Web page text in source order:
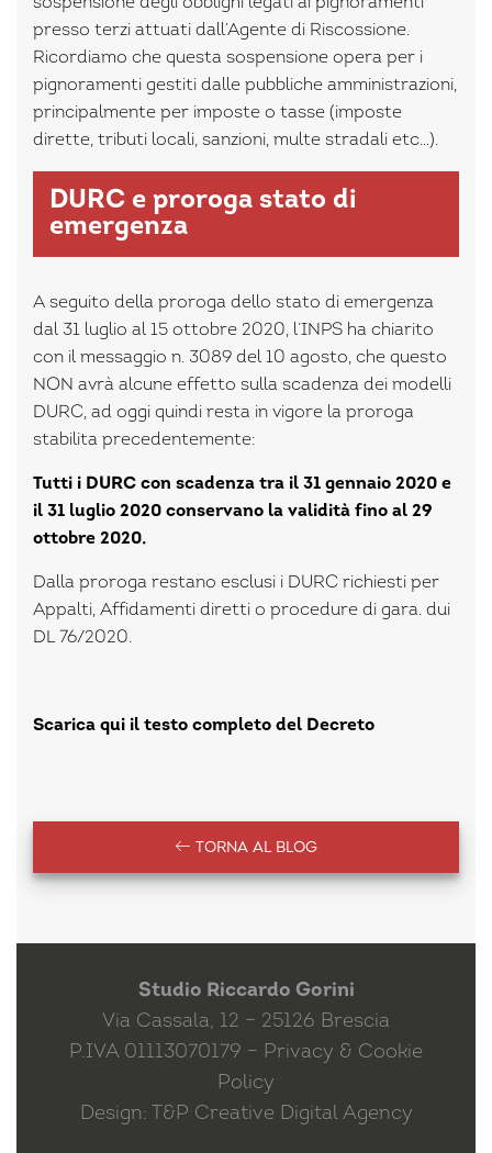
presso terzi attuati dall’Agente di Riscossione.
Ricordiamo che questa sospensione opera per i
pignoramenti gestiti dalle pubbliche amministrazioni,
principalmente per imposte o tasse (imposte
dirette, tributi locali, sanzioni, multe stradali etc…).
DURC e proroga stato di
emergenza
A seguito della proroga dello stato di emergenza
dal 31 luglio al 15 ottobre 2020, l’INPS ha chiarito
con il messaggio n. 3089 del 10 agosto, che questo
NON avrà alcune effetto sulla scadenza dei modelli
DURC, ad oggi quindi resta in vigore la proroga
stabilita precedentemente:
Tutti i DURC con scadenza tra il 31 gennaio 2020 e
il 31 luglio 2020 conservano la validità fino al 29
ottobre 2020.
Dalla proroga restano esclusi i DURC richiesti per
Appalti, Affidamenti diretti o procedure di gara. dui
DL 76/2020.
Scarica qui il testo completo del Decreto
TORNA AL BLOG
Studio Riccardo Gorini
Via Cassala, 12 – 25126 Brescia
P.IVA 01113070179 – Privacy & Cookie
Policy
Design:
T&P Creative Digital Agency